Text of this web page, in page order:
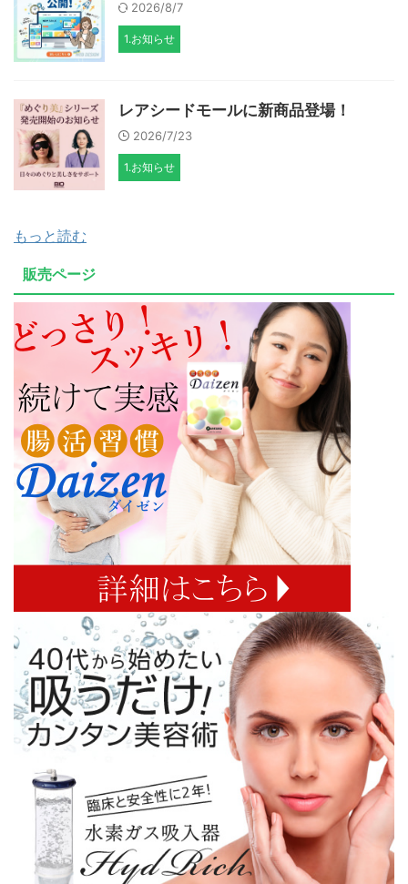
2026/8/7
1.お知らせ
レアシードモールに新商品登場！
2026/7/23
1.お知らせ
もっと読む
販売ページ